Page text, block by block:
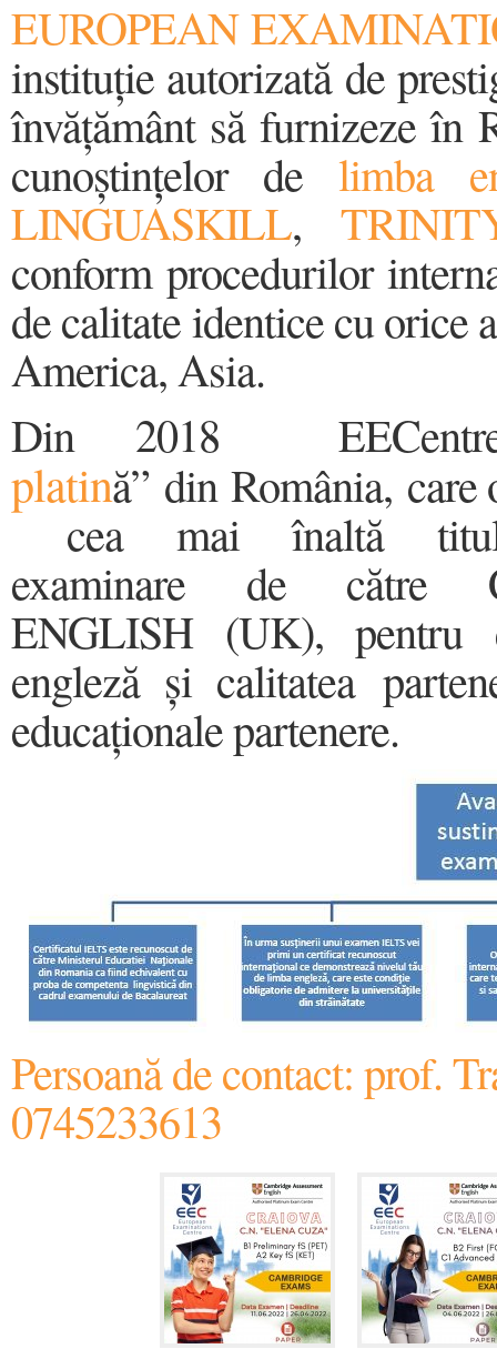
EUROPEAN
instituție autorizată de
învățământ să furnizeze în
cunoștințelor de limba
LINGUASKILL,
conform procedurilor
de calitate identice cu orice
America, Asia.
Din 2018
platină” din România, care
cea mai înaltă
examinare de către
ENGLISH (UK), pentru
engleză și calitatea
educaționale partenere.
Persoană de contact: prof.
0745233613